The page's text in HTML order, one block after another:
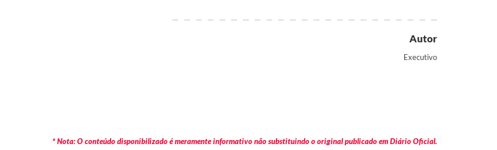
Autor
Executivo
* Nota: O conteúdo disponibilizado é meramente informativo não substituindo o original publicado em Diário Oficial.